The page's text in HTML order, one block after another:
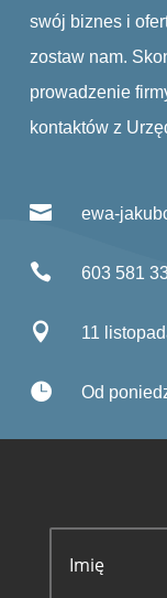
swój biznes i
zostaw nam.
prowadzenie
kontaktów z
 ewa-
 603 581
 11
 Od